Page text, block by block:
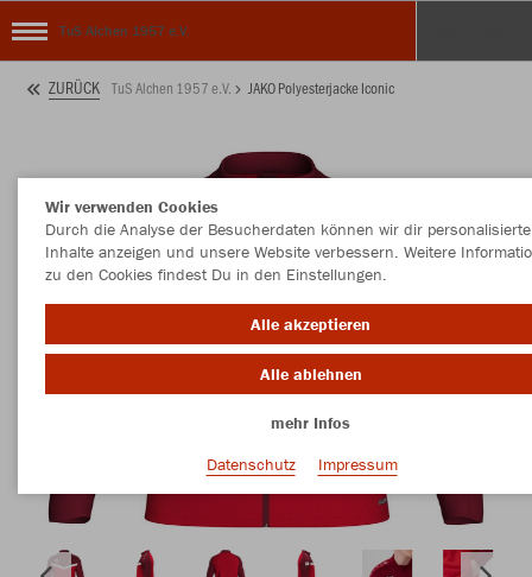
TuS Alchen 1957 e.V.
ZURÜCK TuS Alchen 1957 e.V. JAKO Polyesterjacke Iconic
Wir verwenden Cookies
Durch die Analyse der Besucherdaten können wir dir personalisierte
Inhalte anzeigen und unsere Website verbessern. Weitere
zu den Cookies findest Du in den Einstellungen.
Alle akzeptieren
Alle ablehnen
mehr Infos
Datenschutz
Impressum